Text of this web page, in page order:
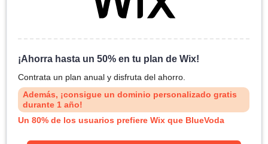
¡Ahorra hasta un 50% en tu plan de Wix!
Contrata un plan anual y disfruta del ahorro.
Además, ¡consigue un dominio personalizado gratis
durante 1 año!
Un 80% de los usuarios prefiere Wix que BlueVoda